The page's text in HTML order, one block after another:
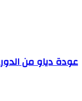
عودة دياو من